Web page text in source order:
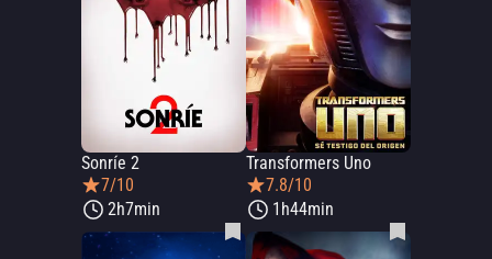
Sonríe 2
7/10
2h7min
Transformers Uno
7.8/10
1h44min